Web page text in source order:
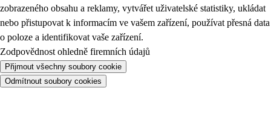
zobrazeného obsahu a reklamy, vytvářet uživatelské statistiky, ukládat
nebo přistupovat k informacím ve vašem zařízení, používat přesná data
o poloze a identifikovat vaše zařízení.
Zodpovědnost ohledně firemních údajů
Přijmout všechny soubory cookie
Odmítnout soubory cookies